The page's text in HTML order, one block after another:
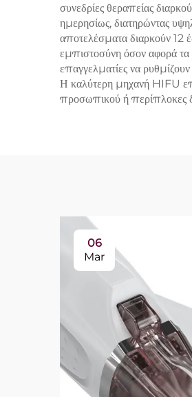
συνεδρίες θεραπείας
ημερησίως, διατηρώντας
αποτελέσματα διαρκούν 12
εμπιστοσύνη όσον αφορά τα
επαγγελματίες να
Η καλύτερη μηχανή HIFU
προσωπικού ή περίπλοκες
06
Mar